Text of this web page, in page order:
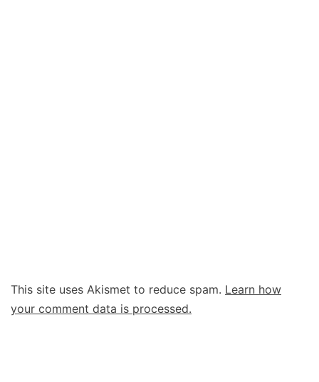
This site uses Akismet to reduce spam. Learn how
your comment data is processed.